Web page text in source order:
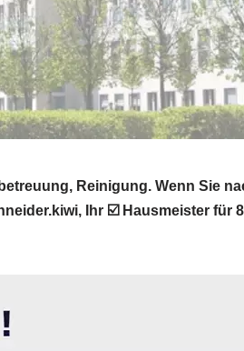
Reinigung. Wenn Sie
Ihr ☑️ Hausmeister für